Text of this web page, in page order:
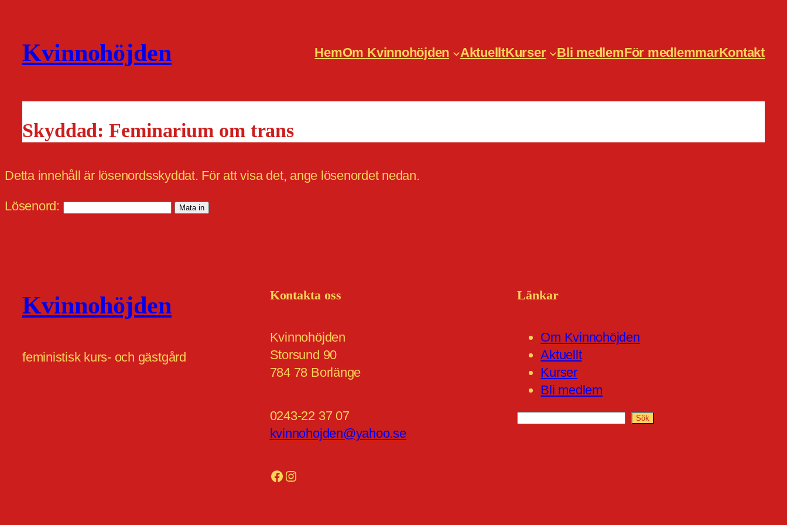
Kvinnohöjden HemOm Kvinnohöjden AktuelltKurser Bli medlemFör medlemmarKontakt
Skyddad: Feminarium om trans
Detta innehåll är lösenordsskyddat. För att visa det, ange lösenordet nedan.
Lösenord:
Kvinnohöjden
feministisk kurs- och gästgård
Kontakta oss
Kvinnohöjden
Storsund 90
784 78 Borlänge
0243-22 37 07
kvinnohojden@yahoo.se
Facebook Instagram
Länkar
Om Kvinnohöjden
Aktuellt
Kurser
Bli medlem
Sök